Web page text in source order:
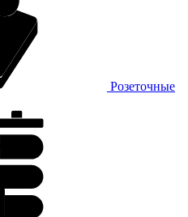
Розеточные